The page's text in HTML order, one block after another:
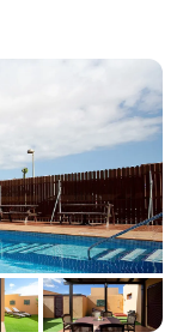
Aufpreis
für Telearbeit
sowie eine